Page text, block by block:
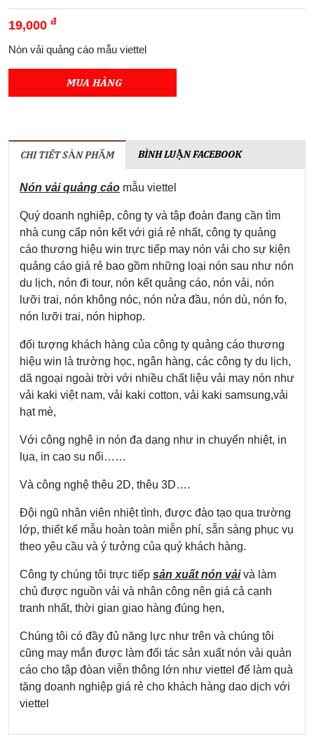
19,000 đ
Nón vải quảng cáo mẫu viettel
MUA HÀNG
CHI TIẾT SẢN PHẨM BÌNH LUẬN FACEBOOK
Nón vải quảng cáo mẫu viettel
Quý doanh nghiêp, công ty và tập đoàn đang cần tìm
nhà cung cấp nón kết với giá rẻ nhất, công ty quảng
cáo thương hiệu win trực tiếp may nón vải cho sự kiện
quảng cáo giá rẻ bao gồm những loại nón sau như nón
du lịch, nón đi tour, nón kết quảng cáo, nón vải, nón
lưỡi trai, nón không nóc, nón nửa đầu, nón dù, nón fo,
nón lưỡi trai, nón hiphop.
đối tượng khách hàng của công ty quảng cáo thương
hiệu win là trường học, ngân hàng, các công ty du lịch,
dã ngoại ngoài trời với nhiều chất liệu vải may nón như
vải kaki việt nam, vải kaki cotton, vải kaki samsung,vải
hạt mè,
Với công nghệ in nón đa dạng như in chuyển nhiệt, in
lụa, in cao su nổi……
Và công nghệ thêu 2D, thêu 3D….
Đội ngũ nhân viên nhiệt tình, được đào tạo qua trường
lớp, thiết kế mẫu hoàn toàn miễn phí, sẵn sàng phục vụ
theo yêu cầu và ý tưởng của quý khách hàng.
Công ty chúng tôi trực tiếp sản xuất nón vảivà làm
chủ được nguồn vải và nhân công nên giá cả cạnh
tranh nhất, thời gian giao hàng đúng hẹn,
Chúng tôi có đầy đủ năng lực như trên và chúng tôi
cũng may mắn được làm đối tác sản xuất nón vải quản
cáo cho tập đòan viễn thông lớn như viettel để làm quà
tặng doanh nghiệp giá rẻ cho khách hàng dao dịch với
viettel